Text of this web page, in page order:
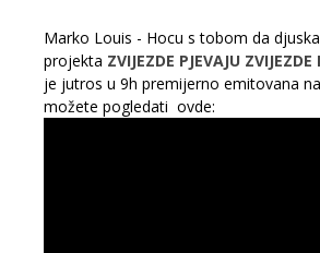
Marko Louis - Hocu s tobom da
projekta ZVIJEZDE PJEVAJU
je jutros u 9h premijerno emitovana na
možete pogledati ovde: